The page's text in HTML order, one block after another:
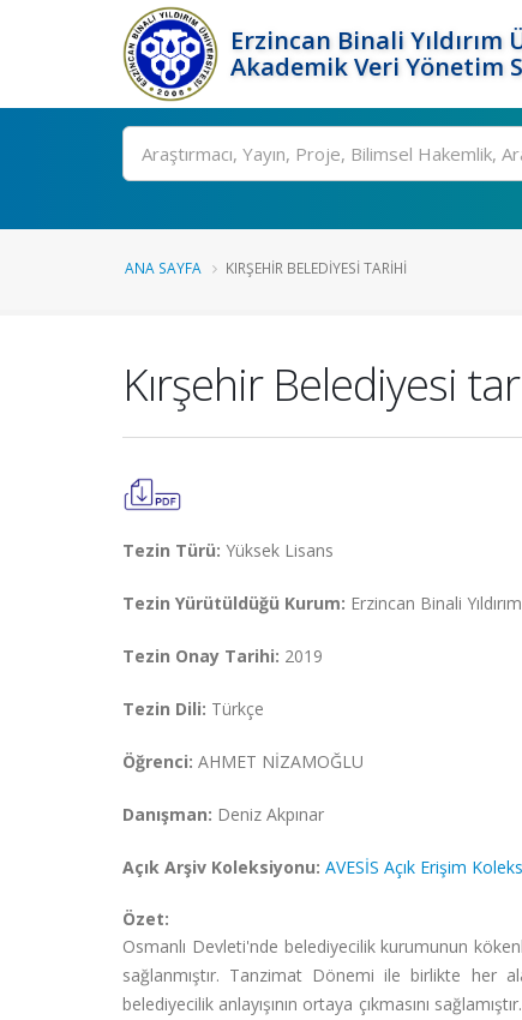
Erzincan Binali Yıldırım
Akademik Veri Yönetim
Ara
ANA SAYFA KIRŞEHIR BELEDIYESI TARIHI
Kırşehir Belediyesi
Tezin Türü: Yüksek Lisans
Tezin Yürütüldüğü Kurum: Erzincan Binali
Tezin Onay Tarihi: 2019
Tezin Dili: Türkçe
Öğrenci: AHMET NİZAMOĞLU
Danışman: Deniz Akpınar
Açık Arşiv Koleksiyonu: AVESİS Açık Erişim
Özet:
Osmanlı Devleti'nde belediyecilik kurumunun
sağlanmıştır. Tanzimat Dönemi ile birlikte her
belediyecilik anlayışının ortaya çıkmasını